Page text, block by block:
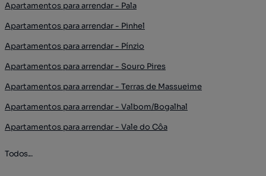
Apartamentos para arrendar - Pala
Apartamentos para arrendar - Pinhel
Apartamentos para arrendar - Pínzio
Apartamentos para arrendar - Souro Pires
Apartamentos para arrendar - Terras de Massueime
Apartamentos para arrendar - Valbom/Bogalhal
Apartamentos para arrendar - Vale do Côa
Todos...